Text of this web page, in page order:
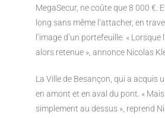
MegaSecur, ne coûte que 8 000 €.
long sans même l’attacher, en
l’image d’un portefeuille. «
alors retenue », annonce Nicolas
La Ville de Besançon, qui a acquis
en amont et en aval du pont. «
simplement au dessus », reprend